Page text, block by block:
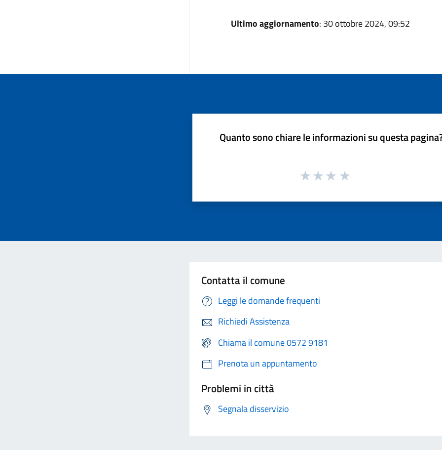
Ultimo aggiornamento: 30 ottobre 2024, 09:52
Quanto sono chiare le informazioni su questa
Contatta il comune
Leggi le domande frequenti
Richiedi Assistenza
Chiama il comune 0572 9181
Prenota un appuntamento
Problemi in città
Segnala disservizio